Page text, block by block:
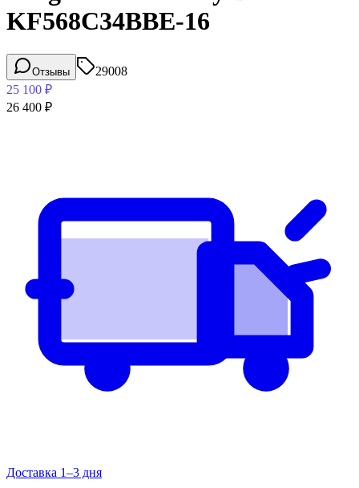
KF568C34BBE-16
Отзывы
29008
25 100 ₽
26 400 ₽
Доставка 1–3 дня